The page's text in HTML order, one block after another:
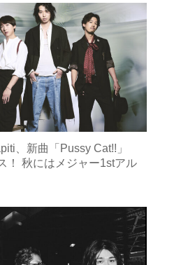
、新曲「Pussy Cat!!」
！ 秋にはメジャー1stアル